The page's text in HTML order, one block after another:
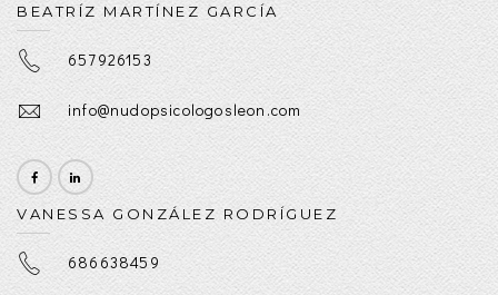
BEATRÍZ MARTÍNEZ GARCÍA
657926153
info@nudopsicologosleon.com
VANESSA GONZÁLEZ RODRÍGUEZ
686638459